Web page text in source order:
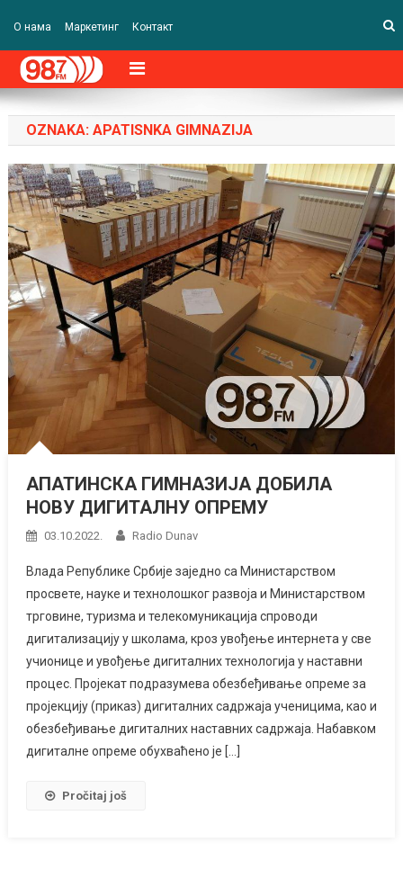
О нама Маркетинг Контакт
OZNAKA: APATISNKA GIMNAZIJA
АПАТИНСКА ГИМНАЗИЈА ДОБИЛА
НОВУ ДИГИТАЛНУ ОПРЕМУ
03.10.2022. Radio Dunav
Влада Републике Србије заједно са Министарством
просвете, науке и технолошког развоја и Министарством
трговине, туризма и телекомуникација спроводи
дигитализацију у школама, кроз увођење интернета у све
учионице и увођење дигиталних технологија у наставни
процес. Пројекат подразумева обезбеђивање опреме за
пројекцију (приказ) дигиталних садржаја ученицима, као и
обезбеђивање дигиталних наставних садржаја. Набавком
дигиталне опреме обухваћено је […]
Pročitaj još